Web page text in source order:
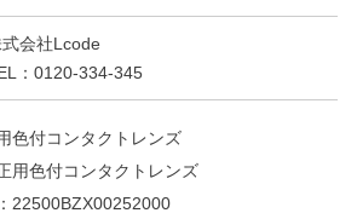
会社Lcode
：0120-334-345
色付コンタクトレンズ
用色付コンタクトレンズ
22500BZX00252000